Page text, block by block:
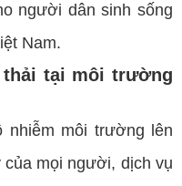
người dân sinh sống
Nam.
tại môi trường
môi trường lên
mọi người, dịch vụ